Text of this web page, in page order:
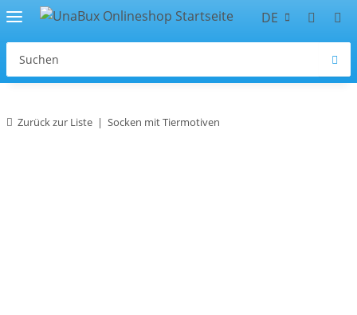
DE
Zurück zur Liste Socken mit Tiermotiven